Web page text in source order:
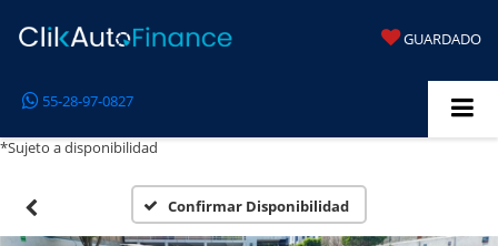
GUARDADO
55-28-97-0827
*Sujeto a disponibilidad
Confirmar Disponibilidad